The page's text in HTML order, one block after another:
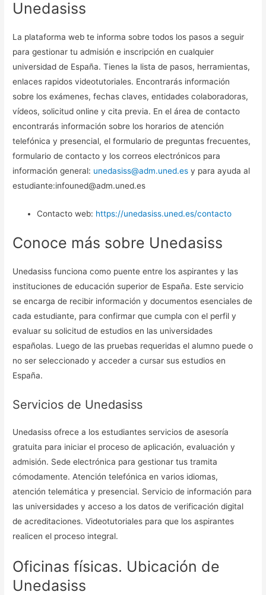
Unedasiss
La plataforma web te informa sobre todos los pasos a seguir
para gestionar tu admisión e inscripción en cualquier
universidad de España. Tienes la lista de pasos, herramientas,
enlaces rapidos videotutoriales. Encontrarás información
sobre los exámenes, fechas claves, entidades colaboradoras,
vídeos, solicitud online y cita previa. En el área de contacto
encontrarás información sobre los horarios de atención
telefónica y presencial, el formulario de preguntas frecuentes,
formulario de contacto y los correos electrónicos para
información general: unedasiss@adm.uned.es y para ayuda al
estudiante:infouned@adm.uned.es
Contacto web: https://unedasiss.uned.es/contacto
Conoce más sobre Unedasiss
Unedasiss funciona como puente entre los aspirantes y las
instituciones de educación superior de España. Este servicio
se encarga de recibir información y documentos esenciales de
cada estudiante, para confirmar que cumpla con el perfil y
evaluar su solicitud de estudios en las universidades
españolas. Luego de las pruebas requeridas el alumno puede o
no ser seleccionado y acceder a cursar sus estudios en
España.
Servicios de Unedasiss
Unedasiss ofrece a los estudiantes servicios de asesoría
gratuita para iniciar el proceso de aplicación, evaluación y
admisión. Sede electrónica para gestionar tus tramita
cómodamente. Atención telefónica en varios idiomas,
atención telemática y presencial. Servicio de información para
las universidades y acceso a los datos de verificación digital
de acreditaciones. Videotutoriales para que los aspirantes
realicen el proceso integral.
Oficinas físicas. Ubicación de
Unedasiss